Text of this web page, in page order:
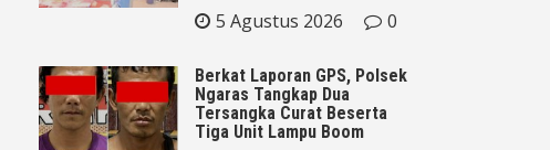
5 Agustus 2026 0
Berkat Laporan GPS, Polsek
Ngaras Tangkap Dua
Tersangka Curat Beserta
Tiga Unit Lampu Boom